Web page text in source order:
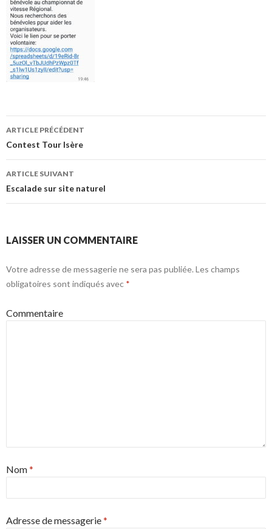
Navigation de l’article
ARTICLE PRÉCÉDENT
Contest Tour Isère
ARTICLE SUIVANT
Escalade sur site naturel
LAISSER UN COMMENTAIRE
Votre adresse de messagerie ne sera pas publiée. Les champs
obligatoires sont indiqués avec *
Commentaire
Nom*
Adresse de messagerie*